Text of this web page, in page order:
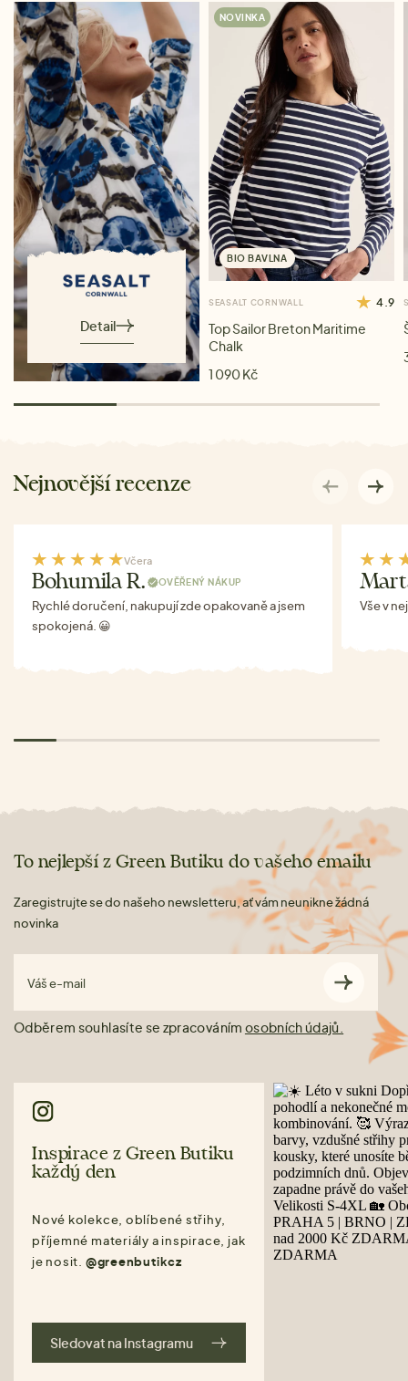
Detail
NOVINKA
BIO BAVLNA
SEASALT CORNWALL 4.9
Top Sailor Breton Maritime
Chalk
1 090 Kč
Nejnovější recenze
Včera
Bohumila R. OVĚŘENÝ NÁKUP
Rychlé doručení, nakupují zde opakovaně a jsem
spokojená. 😀
Vše v
To nejlepší z Green Butiku do vašeho emailu
Zaregistrujte se do našeho newsletteru, ať vám neunikne žádná
novinka
Váš e-mail
Odběrem souhlasíte se zpracováním osobních údajů.
Inspirace z Green Butiku
každý den
Nové kolekce, oblíbené střihy,
příjemné materiály a inspirace, jak
je nosit. @greenbutikcz
Sledovat na Instagramu